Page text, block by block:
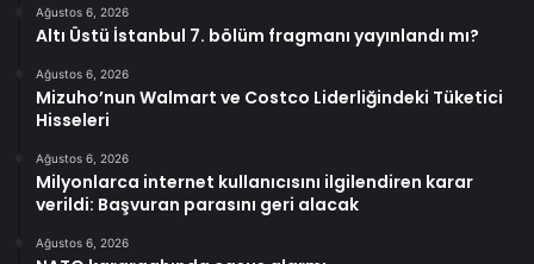
Ağustos 6, 2026
Altı Üstü İstanbul 7. bölüm fragmanı yayınlandı mı?
Ağustos 6, 2026
Mizuho’nun Walmart ve Costco Liderliğindeki Tüketici
Hisseleri
Ağustos 6, 2026
Milyonlarca internet kullanıcısını ilgilendiren karar
verildi: Başvuran parasını geri alacak
Ağustos 6, 2026